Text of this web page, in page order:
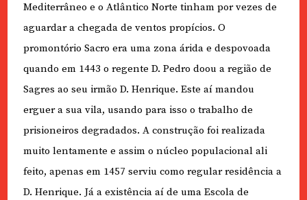
Mediterrâneo e o Atlântico Norte tinham por vezes de
aguardar a chegada de ventos propícios. O
promontório Sacro era uma zona árida e despovoada
quando em 1443 o regente D. Pedro doou a região de
Sagres ao seu irmão D. Henrique. Este aí mandou
erguer a sua vila, usando para isso o trabalho de
prisioneiros degradados. A construção foi realizada
muito lentamente e assim o núcleo populacional ali
feito, apenas em 1457 serviu como regular residência a
D. Henrique. Já a existência aí de uma Escola de